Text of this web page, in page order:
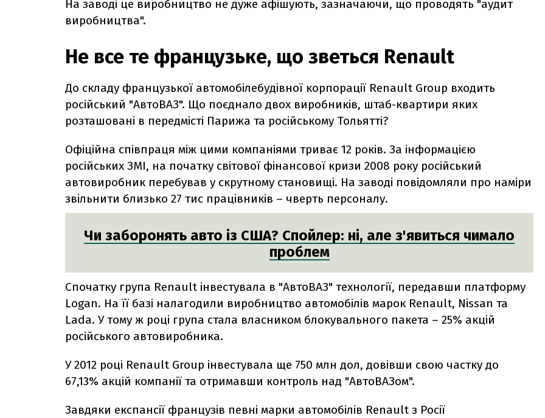
На заводі це виробництво не дуже афішують, зазначаючи, що проводять "аудит
виробництва".
Не все те французьке, що зветься Renault
До складу французької автомобілебудівної корпорації Renault Group входить
російський "АвтоВАЗ". Що поєднало двох виробників, штаб-квартири яких
розташовані в передмісті Парижа та російському Тольятті?
Офіційна співпраця між цими компаніями триває 12 років. За інформацією
російських ЗМІ, на початку світової фінансової кризи 2008 року російський
автовиробник перебував у скрутному становищі. На заводі повідомляли про наміри
звільнити близько 27 тис працівників – чверть персоналу.
Чи заборонять авто із США? Спойлер: ні, але з'явиться чимало
проблем
Спочатку група Renault інвестувала в "АвтоВАЗ" технології, передавши платформу
Logan. На її базі налагодили виробництво автомобілів марок Renault, Nissan та
Lada. У тому ж році група стала власником блокувального пакета – 25% акцій
російського автовиробника.
У 2012 році Renault Group інвестувала ще 750 млн дол, довівши свою частку до
67,13% акцій компанії та отримавши контроль над "АвтоВАЗом".
Завдяки експансії французів певні марки автомобілів Renault з Росії